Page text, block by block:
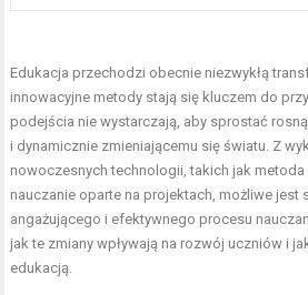
Edukacja przechodzi obecnie niezwykłą
innowacyjne metody stają się kluczem do
podejścia nie wystarczają, aby sprostać
i dynamicznie zmieniającemu się światu. Z
nowoczesnych technologii, takich jak
nauczanie oparte na projektach, możliwe jest
angażującego i efektywnego procesu
jak te zmiany wpływają na rozwój uczniów i
edukacją.